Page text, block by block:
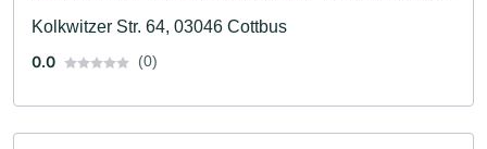
Kolkwitzer Str. 64, 03046 Cottbus
0.0
(0)